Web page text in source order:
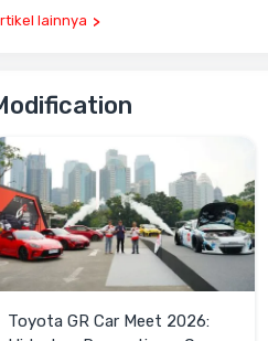
lainnya
Toyota GR Car Meet 2026: